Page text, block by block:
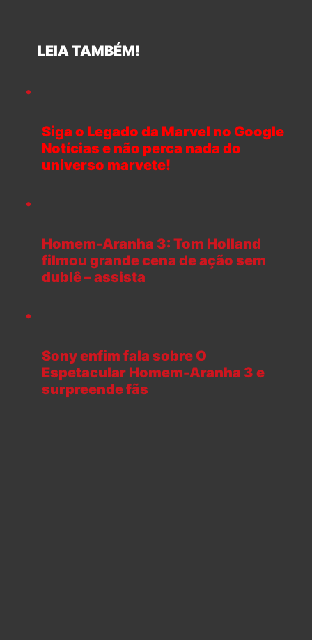
LEIA TAMBÉM!
Siga o Legado da Marvel no Google
Notícias e não perca nada do
universo marvete!
Homem-Aranha 3: Tom Holland
filmou grande cena de ação sem
dublê – assista
Sony enfim fala sobre O
Espetacular Homem-Aranha 3 e
surpreende fãs